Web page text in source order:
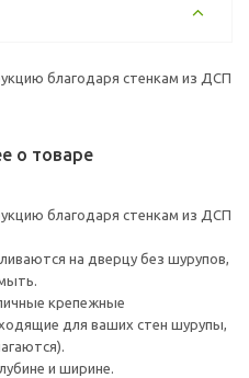
благодаря стенкам из ДСП
о товаре
благодаря стенкам из ДСП
на дверцу без шурупов,
крепежные
для ваших стен шурупы,
и ширине.